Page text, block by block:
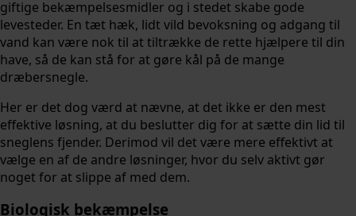
giftige bekæmpelsesmidler og i stedet skabe gode
levesteder. En tæt hæk, lidt vild bevoksning og adgang til
vand kan være nok til at tiltrække de rette hjælpere til din
have, så de kan stå for at gøre kål på de mange
dræbersnegle.
Her er det dog værd at nævne, at det ikke er den mest
effektive løsning, at du beslutter dig for at sætte din lid til
sneglens fjender. Derimod vil det være mere effektivt at
vælge en af de andre løsninger, hvor du selv aktivt gør
noget for at slippe af med dem.
Biologisk bekæmpelse